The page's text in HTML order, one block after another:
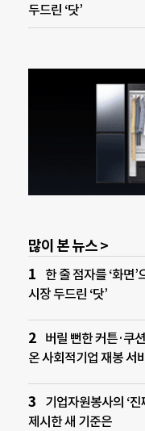
두드린 ‘닷’
많이 본 뉴스 >
한 줄 점자를 ‘화면
시장 두드린 ‘닷’
버릴 뻔한 커튼·쿠
온 사회적기업 재봉 서
기업자원봉사의 ‘
제시한 새 기준은